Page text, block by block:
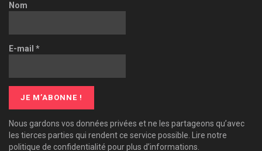
Nom
E-mail *
Nous gardons vos données privées et ne les partageons qu’avec
les tierces parties qui rendent ce service possible. Lire notre
politique de confidentialité pour plus d’informations.